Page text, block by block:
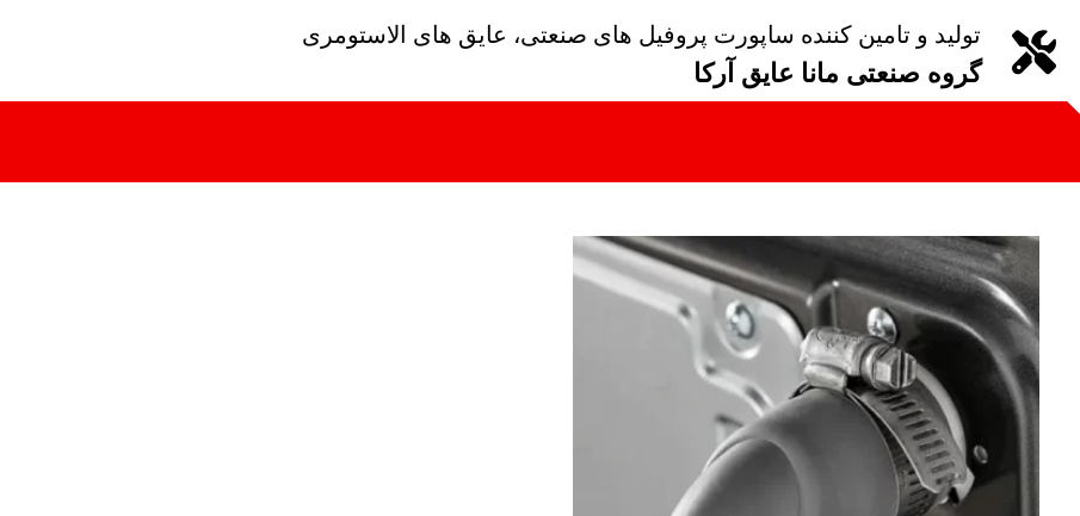
تولید و تامین کننده ساپورت پروفیل های صنعتی، عایق های الاستومری
گروه صنعتی مانا عایق آرکا